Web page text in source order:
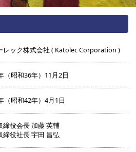
レック株式会社 ( Katolec Corporation )
（昭和36年）11月2日
（昭和42年）4月1日
締役会長 加藤 英輔
締役社長 宇田 昌弘